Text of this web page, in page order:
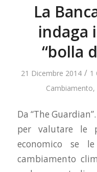
La
indaga
“bolla
21 Dicembre 2014 / 1
Cambiamento,
Da “The
per valutare le
economico se
cambiamento